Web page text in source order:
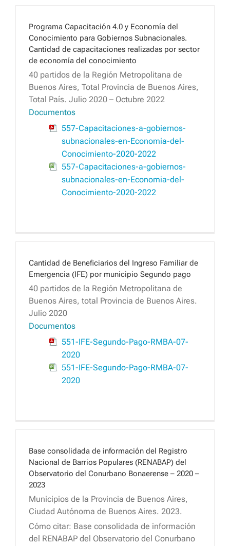
Programa Capacitación 4.0 y Economía del
Conocimiento para Gobiernos Subnacionales.
Cantidad de capacitaciones realizadas por sector
de economía del conocimiento
40 partidos de la Región Metropolitana de
Buenos Aires, Total Provincia de Buenos Aires,
Total País. Julio 2020 – Octubre 2022
Documentos
557-Capacitaciones-a-gobiernos-
subnacionales-en-Economia-del-
Conocimiento-2020-2022
557-Capacitaciones-a-gobiernos-
subnacionales-en-Economia-del-
Conocimiento-2020-2022
Cantidad de Beneficiarios del Ingreso Familiar de
Emergencia (IFE) por municipio Segundo pago
40 partidos de la Región Metropolitana de
Buenos Aires, total Provincia de Buenos Aires.
Julio 2020
Documentos
551-IFE-Segundo-Pago-RMBA-07-
2020
551-IFE-Segundo-Pago-RMBA-07-
2020
Base consolidada de información del Registro
Nacional de Barrios Populares (RENABAP) del
Observatorio del Conurbano Bonaerense – 2020 –
2023
Municipios de la Provincia de Buenos Aires,
Ciudad Autónoma de Buenos Aires. 2023.
Cómo citar: Base consolidada de información
del RENABAP del Observatorio del Conurbano